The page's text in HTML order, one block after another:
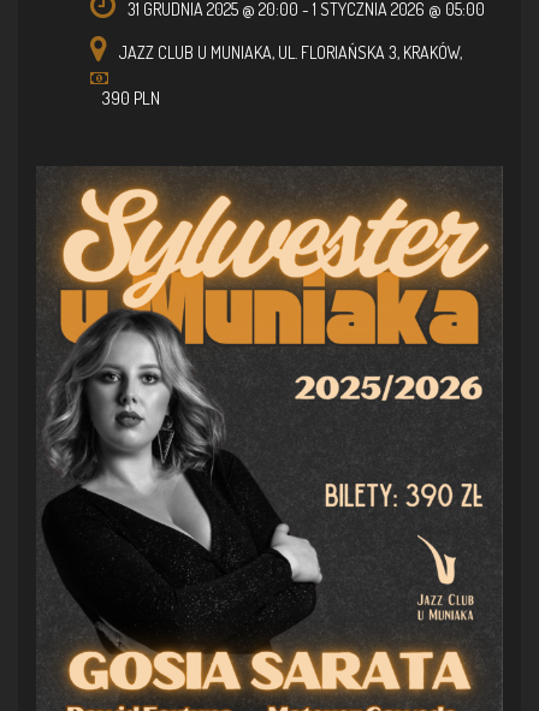
31 GRUDNIA 2025 @ 20:00 - 1 STYCZNIA 2026 @ 05:00
JAZZ CLUB U MUNIAKA, UL. FLORIAŃSKA 3, KRAKÓW,
390 PLN